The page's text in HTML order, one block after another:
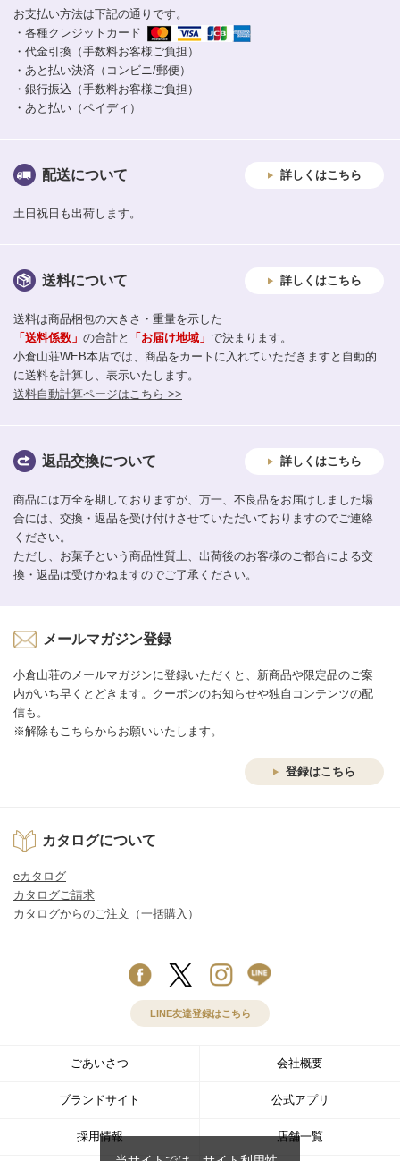
お支払い方法は下記の通りです。
・各種クレジットカード
・代金引換（手数料お客様ご負担）
・あと払い決済（コンビニ/郵便）
・銀行振込（手数料お客様ご負担）
・あと払い（ペイディ）
配送について 詳しくはこちら
土日祝日も出荷します。
送料について 詳しくはこちら
送料は商品梱包の大きさ・重量を示した
「送料係数」 の合計と 「お届け地域」 で決まります。
小倉山荘WEB本店では、商品をカートに入れていただきますと自動的
に送料を計算し、表示いたします。
送料自動計算ページはこちら >>
返品交換について 詳しくはこちら
商品には万全を期しておりますが、万一、不良品をお届けしました場
合には、交換・返品を受け付けさせていただいておりますのでご連絡
ください。
ただし、お菓子という商品性質上、出荷後のお客様のご都合による交
換・返品は受けかねますのでご了承ください。
メールマガジン登録
小倉山荘のメールマガジンに登録いただくと、新商品や限定品のご案
内がいち早くとどきます。クーポンのお知らせや独自コンテンツの配
信も。
※解除もこちらからお願いいたします。
登録はこちら
カタログについて
eカタログ
カタログご請求
カタログからのご注文（一括購入）
LINE友達登録はこちら
ごあいさつ 会社概要
ブランドサイト 公式アプリ
採用情報 店舗一覧